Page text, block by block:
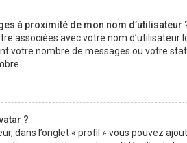
à proximité de mon nom d’utilisateur
associées avec votre nom
votre nombre de messages ou votre
?
dans l’onglet « profil » vous pouvez